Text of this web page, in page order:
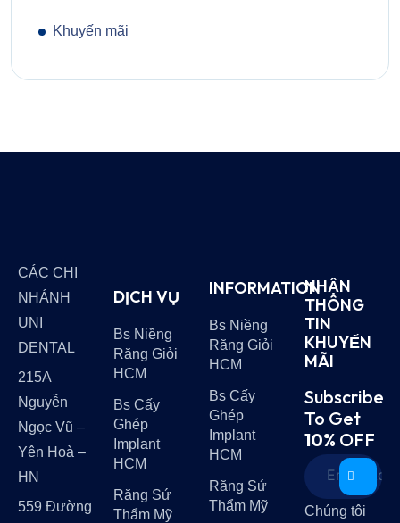
Khuyến mãi
CÁC CHI
NHÁNH
UNI
DENTAL
215A
Nguyễn
Ngọc Vũ –
Yên Hoà –
HN
559 Đường
DỊCH VỤ
Bs Niềng
Răng Giỏi
HCM
Bs Cấy
Ghép
Implant
HCM
Răng Sứ
Thẩm Mỹ
INFORMATION
Bs Niềng
Răng Giỏi
HCM
Bs Cấy
Ghép
Implant
HCM
Răng Sứ
Thẩm Mỹ
NHẬN
THÔNG
TIN
KHUYẾN
MÃI
Subscribe
To Get
10% OFF
Chúng tôi